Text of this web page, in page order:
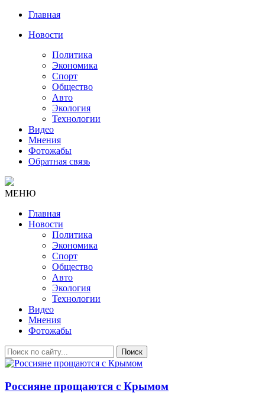
Главная
Новости
Политика
Экономика
Спорт
Общество
Авто
Экология
Технологии
Видео
Мнения
Фотожабы
Обратная связь
МЕНЮ
Главная
Новости
Политика
Экономика
Спорт
Общество
Авто
Экология
Технологии
Видео
Мнения
Фотожабы
Поиск
Россияне прощаются с Крымом